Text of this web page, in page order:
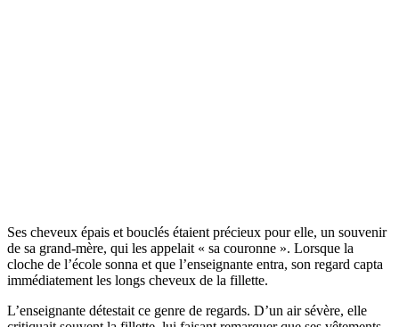
Ses cheveux épais et bouclés étaient précieux pour elle, un souvenir
de sa grand-mère, qui les appelait « sa couronne ». Lorsque la
cloche de l’école sonna et que l’enseignante entra, son regard capta
immédiatement les longs cheveux de la fillette.
L’enseignante détestait ce genre de regards. D’un air sévère, elle